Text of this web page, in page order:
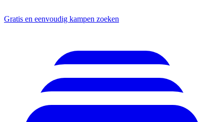
Gratis en eenvoudig kampen zoeken